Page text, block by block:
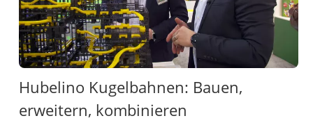
Hubelino Kugelbahnen: Bauen,
erweitern, kombinieren